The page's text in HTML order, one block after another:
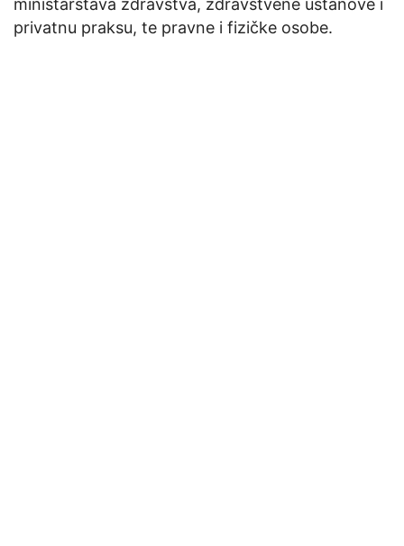
ministarstava zdravstva, zdravstvene ustanove i
privatnu praksu, te pravne i fizičke osobe.